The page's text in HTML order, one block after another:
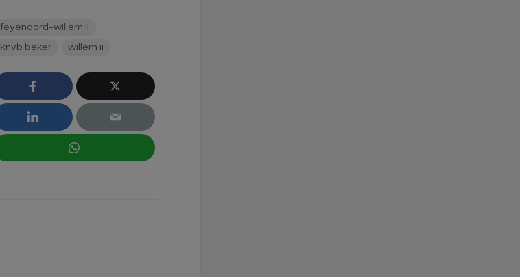
feyenoord-willem ii
knvb beker willem ii